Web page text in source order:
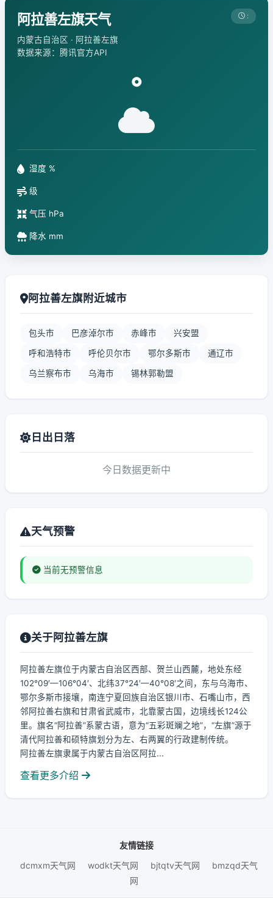
阿拉善左旗天气
内蒙古自治区 · 阿拉善左旗
数据来源：腾讯官方API
:
°
湿度 %
级
气压 hPa
降水 mm
阿拉善左旗附近城市
包头市 巴彦淖尔市 赤峰市 兴安盟
呼和浩特市 呼伦贝尔市 鄂尔多斯市 通辽市
乌兰察布市 乌海市 锡林郭勒盟
日出日落
今日数据更新中
天气预警
当前无预警信息
关于阿拉善左旗
阿拉善左旗位于内蒙古自治区西部、贺兰山西麓，地处东经
102°09′—106°04′、北纬37°24′—40°08′之间，东与乌海市、
鄂尔多斯市接壤，南连宁夏回族自治区银川市、石嘴山市，西
邻阿拉善右旗和甘肃省武威市，北靠蒙古国，边境线长124公
里。旗名“阿拉善”系蒙古语，意为“五彩斑斓之地”，“左旗”源于
清代阿拉善和硕特旗划分为左、右两翼的行政建制传统。
阿拉善左旗隶属于内蒙古自治区阿拉...
查看更多介绍
友情链接
dcmxm天气网
wodkt天气网 bjtqtv天气网
bmzqd天气
网